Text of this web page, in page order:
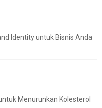
Identity untuk Bisnis Anda
Menurunkan Kolesterol